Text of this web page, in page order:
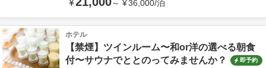
¥ ～ ¥36,000/泊
ホテル
【禁煙】ツインルーム〜和or洋の選べる朝食
付〜サウナでととのってみませんか？
即予約